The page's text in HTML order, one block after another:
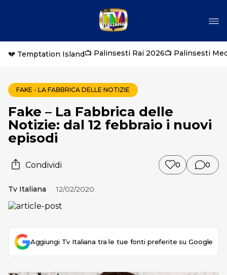
💔 Temptation Island📺 Palinsesti Rai 2026📺 Palinsesti
FAKE - LA FABBRICA DELLE NOTIZIE
Fake – La Fabbrica delle
Notizie: dal 12 febbraio i nuovi
episodi
Condividi 0 0
Tv Italiana 12/02/2020
Aggiungi Tv Italiana tra le tue fonti preferite su Google